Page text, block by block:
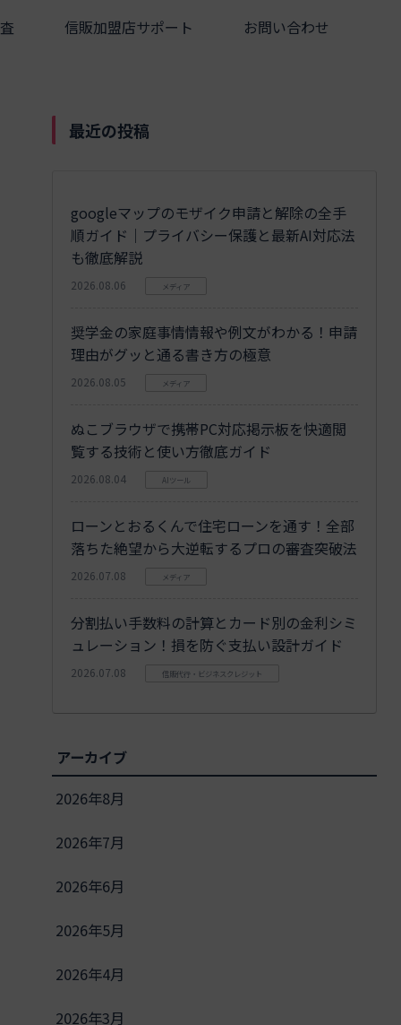
信販加盟店サポート お問い合わせ
最近の投稿
googleマップのモザイク申請と解除の全手
順ガイド｜プライバシー保護と最新AI対応法
も徹底解説
2026.08.06 メディア
奨学金の家庭事情情報や例文がわかる！申請
理由がグッと通る書き方の極意
2026.08.05 メディア
ぬこブラウザで携帯PC対応掲示板を快適閲
覧する技術と使い方徹底ガイド
2026.08.04 AIツール
ローンとおるくんで住宅ローンを通す！全部
落ちた絶望から大逆転するプロの審査突破法
2026.07.08 メディア
分割払い手数料の計算とカード別の金利シミ
ュレーション！損を防ぐ支払い設計ガイド
2026.07.08 信販代行・ビジネスクレジット
アーカイブ
2026年8月
2026年7月
2026年6月
2026年5月
2026年4月
2026年3月